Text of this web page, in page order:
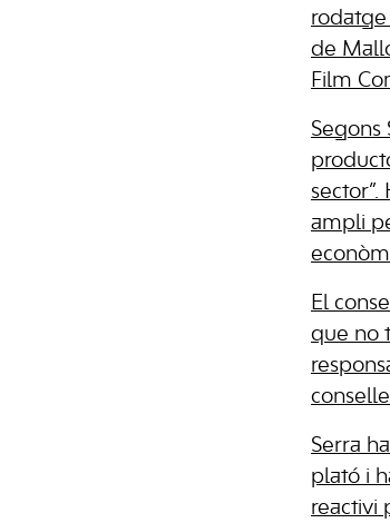
de
Film
Segons
ampli
El
que no
Serra
plató i
reactivi